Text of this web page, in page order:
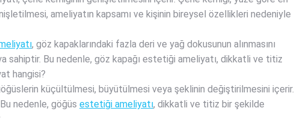
ameliyatın kapsamı ve kişinin bireysel özellikleri nedeniyle
, göz kapaklarındaki fazla deri ve yağ dokusunun alınmasını
sahiptir. Bu nedenle, göz kapağı estetiği ameliyatı, dikkatli ve titiz
hangisi?
küçültülmesi, büyütülmesi veya şeklinin değiştirilmesini içerir.
nedenle, göğüs estetiği ameliyatı, dikkatli ve titiz bir şekilde